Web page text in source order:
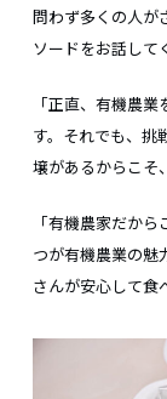
問わず多くの人が
ソードをお話して
「正直、有機農
す。それでも、挑
壌があるからこそ
「有機農家だか
つが有機農業の魅
さんが安心して食